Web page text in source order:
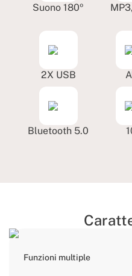
Suono 180º
2X USB
Bluetooth 5.0
Funzioni multiple